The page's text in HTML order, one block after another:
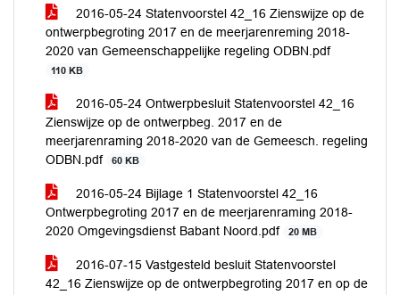
2016-05-24 Statenvoorstel 42_16 Zienswijze op de
ontwerpbegroting 2017 en de meerjarenreming 2018-
2020 van Gemeenschappelijke regeling ODBN.pdf
110 KB
2016-05-24 Ontwerpbesluit Statenvoorstel 42_16
Zienswijze op de ontwerpbeg. 2017 en de
meerjarenraming 2018-2020 van de Gemeesch. regeling
ODBN.pdf
60 KB
2016-05-24 Bijlage 1 Statenvoorstel 42_16
Ontwerpbegroting 2017 en de meerjarenraming 2018-
2020 Omgevingsdienst Babant Noord.pdf
20 MB
2016-07-15 Vastgesteld besluit Statenvoorstel
42_16 Zienswijze op de ontwerpbegroting 2017 en op de